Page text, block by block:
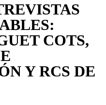
COTS,
Y RCS DE